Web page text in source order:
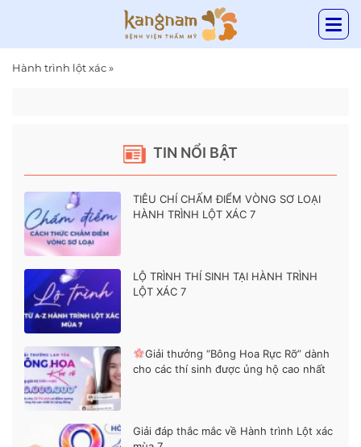
Hành trình lột xác»
TIN NỔI BẬT
TIÊU CHÍ CHẤM ĐIỂM VÒNG SƠ LOẠI
HÀNH TRÌNH LỘT XÁC 7
LỘ TRÌNH THÍ SINH TẠI HÀNH TRÌNH
LỘT XÁC 7
Giải thưởng “Bông Hoa Rực Rỡ” dành
cho các thí sinh được ủng hộ cao nhất
Giải đáp thắc mắc về Hành trình Lột xác